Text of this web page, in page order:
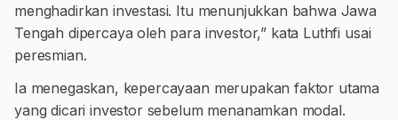
menghadirkan investasi. Itu menunjukkan bahwa Jawa
Tengah dipercaya oleh para investor,” kata Luthfi usai
peresmian.
Ia menegaskan, kepercayaan merupakan faktor utama
yang dicari investor sebelum menanamkan modal.